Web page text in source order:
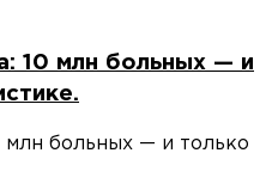
10 млн больных — и
больных — и только